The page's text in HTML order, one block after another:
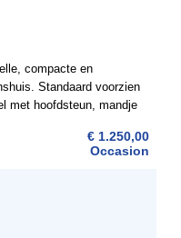
compacte en
Standaard voorzien
met hoofdsteun, mandje
heeft een ...
€ 1.250,00
Occasion